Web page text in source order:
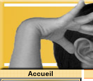
Accueil